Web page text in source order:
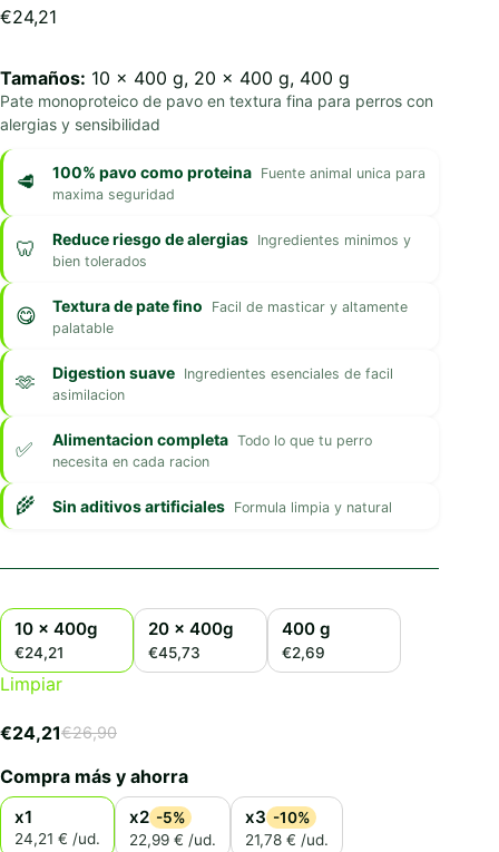
€24,21
Tamaños: 10 x 400 g, 20 x 400 g, 400 g
Pate monoproteico de pavo en textura fina para perros con
alergias y sensibilidad
100% pavo como proteina Fuente animal unica para
maxima seguridad
Reduce riesgo de alergias Ingredientes minimos y
bien tolerados
Textura de pate fino
Facil de masticar y altamente
palatable
Digestion suave Ingredientes esenciales de facil
asimilacion
Alimentacion completa Todo lo que tu perro
necesita en cada racion
Sin aditivos artificiales Formula limpia y natural
10 x 400g
€24,21
20 x 400g
€45,73
400 g
€2,69
Limpiar
€26,90
El
precio
original
€26,90.
€24,21El
precio
actual
€24,21.
Compra más y ahorra
x1
24,21 € /ud.
x2 -5%
22,99 € /ud.
x3 -10%
21,78 € /ud.